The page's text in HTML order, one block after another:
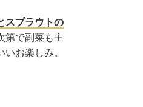
スプラウトの
第で副菜も主
お楽しみ。